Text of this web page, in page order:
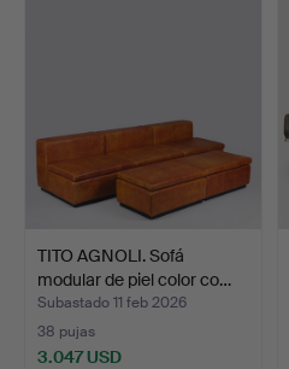
TITO AGNOLI. Sofá
modular de piel color co…
Subastado 11 feb 2026
38 pujas
3.047 USD